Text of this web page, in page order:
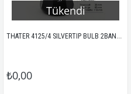
Tükendi
THATER 4125/4 SILVERTIP BULB 2BAND PORSUK KILI TIRAŞ FIRÇASI SİYAH
₺0,00